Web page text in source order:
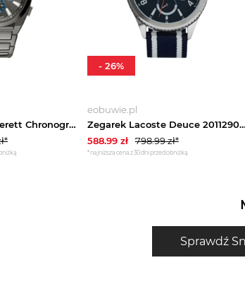
Zegarek Fossil Everett Chronograph FS6107 Szary
eobuwie.pl
Zegarek Lacoste Deuce 2011290 Granatowy
588.99zł 798.99zł*
*najniższa cena z 30 dni przed obniżką
- 26%
Sprawdź